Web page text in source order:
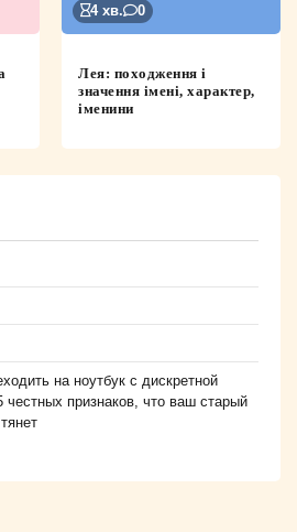
4 хв. 0
Лея: походження і
значення імені, характер,
іменини
на ноутбук с дискретной
честных признаков, что ваш старый